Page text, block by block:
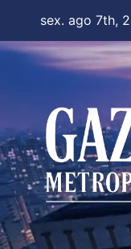
content
sex. ago 7th,